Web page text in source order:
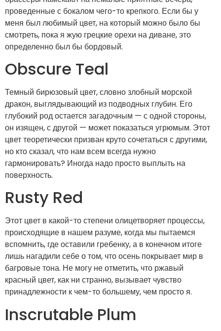
проведенные с бокалом чего-то крепкого. Если бы у
меня был любимый цвет, на который можно было бы
смотреть, пока я жую грецкие орехи на диване, это
определенно был бы бордовый.
Obscure Teal
Темный бирюзовый цвет, словно злобный морской
дракон, выглядывающий из подводных глубин. Его
глубокий род остается загадочным — с одной стороны,
он изящен, с другой — может показаться угрюмым. Этот
цвет теоретически призван круто сочетаться с другими,
но кто сказал, что нам всем всегда нужно
гармонировать? Иногда надо просто выплыть на
поверхность.
Rusty Red
Этот цвет в какой-то степени олицетворяет процессы,
происходящие в нашем разуме, когда мы пытаемся
вспомнить, где оставили гребенку, а в конечном итоге
лишь нагадили себе о том, что осень покрывает мир в
багровые тона. Не могу не отметить, что ржавый
красный цвет, как ни странно, вызывает чувство
принадлежности к чем-то большему, чем просто я.
Inscrutable Plum